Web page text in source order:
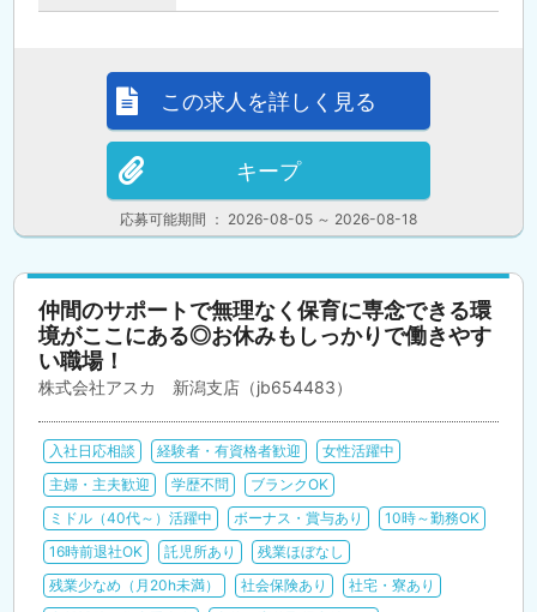
応募可能期間 ： 2026-08-05 ～ 2026-08-18
この求人を詳しく見る
キープ
仲間のサポートで無理なく保育に専念できる環
境がここにある◎お休みもしっかりで働きやす
い職場！
株式会社アスカ 新潟支店（jb654483）
入社日応相談 経験者・有資格者歓迎
女性活躍中
主婦・主夫歓迎
学歴不問
ブランクOK
ミドル（40代～）活躍中
ボーナス・賞与あり
10時～勤務OK
16時前退社OK
託児所あり
残業ほぼなし
残業少なめ（月20h未満）
社会保険あり
社宅・寮あり